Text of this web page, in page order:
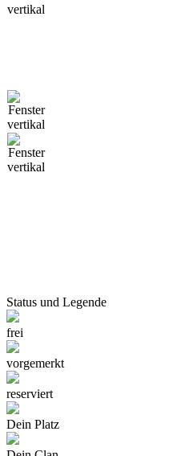
Status und Legende
frei
vorgemerkt
reserviert
Dein Platz